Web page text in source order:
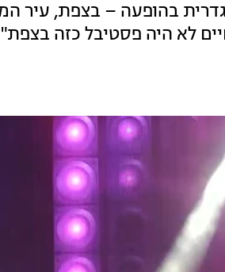
בהופעה – בצפת, עיר
ודתיים. "בחיים לא היה פסטיבל כזה